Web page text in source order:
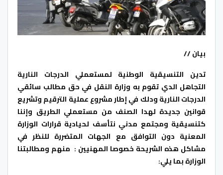
بيان //
تدين التنسيقية الوطنية لمستعملي الدرجات النارية
التجاهل الدي تقوم به وزارة النقل في حق مطالب سائقي
الدرجات النارية ودلك في إطار مشروع عملية الترقيم وتشريع
قوانين جديدة لهدا الصنف من مستعملي الطريق وإننا
كتنسيقية ومجتمع مدني نتأسف لحيادية قرارات الوزارة
المعنية دون التوافق مع الجهات المتضررة للنظر في
مشاكل هذه الشريحة خصوصا المهنيين : منهم ومطالبتنا
الوزارة بما يلي: